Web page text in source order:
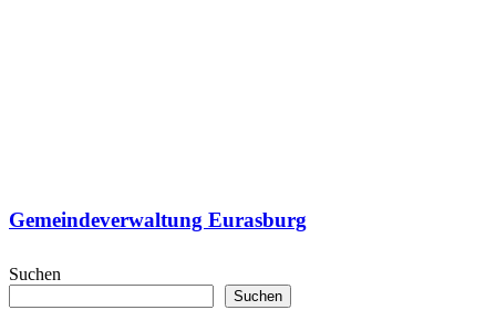
Gemeindeverwaltung Eurasburg
Suchen
Suchen